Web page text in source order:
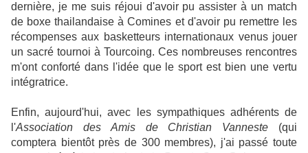
dernière, je me suis réjoui d'avoir pu assister à un match
de boxe thailandaise à Comines et d'avoir pu remettre les
récompenses aux basketteurs internationaux venus jouer
un sacré tournoi à Tourcoing. Ces nombreuses rencontres
m'ont conforté dans l'idée que le sport est bien une vertu
intégratrice.
Enfin, aujourd'hui, avec les sympathiques adhérents de
l'Association des Amis de Christian Vanneste (qui
comptera bientôt près de 300 membres), j'ai passé toute